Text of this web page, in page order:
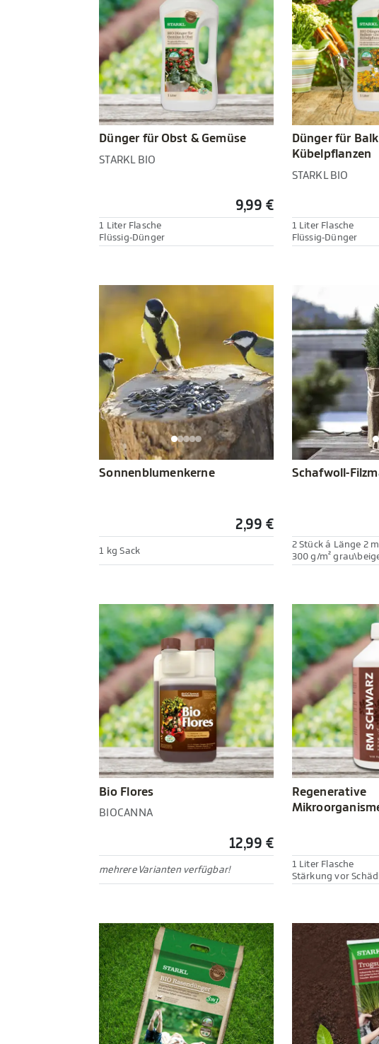
Dünger für Obst & Gemüse
STARKL BIO
9,99 €
1 Liter Flasche
Flüssig-Dünger
Dünger für
Kübelpflanzen
STARKL BIO
1 Liter Flasche
Flüssig-Dünger
Sonnenblumenkerne
2,99 €
1 kg Sack
Schafwoll-
2 Stück á Länge 2
300 g/m²
Bio Flores
BIOCANNA
12,99 €
mehrere Varianten verfügbar!
Regenerative
1 Liter Flasche
Stärkung vor